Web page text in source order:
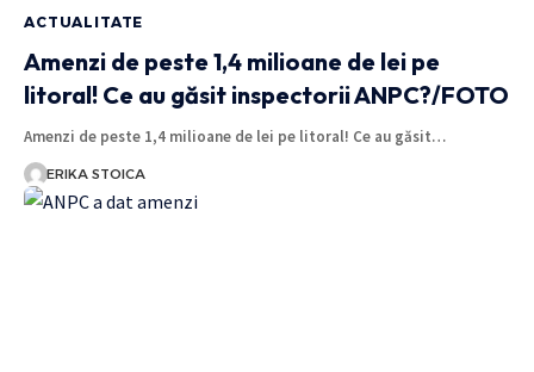
ACTUALITATE
Amenzi de peste 1,4 milioane de lei pe
litoral! Ce au găsit inspectorii ANPC?/FOTO
Amenzi de peste 1,4 milioane de lei pe litoral! Ce au găsit…
ERIKA STOICA